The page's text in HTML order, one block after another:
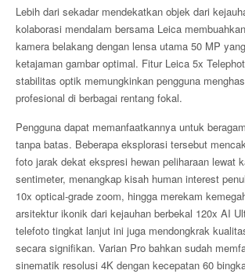
Lebih dari sekadar mendekatkan objek dari
kolaborasi mendalam bersama Leica
kamera belakang dengan lensa utama 50 MP
ketajaman gambar optimal. Fitur Leica 5x
stabilitas optik memungkinkan pengguna
profesional di berbagai rentang fokal.
Pengguna dapat memanfaatkannya untuk
tanpa batas. Beberapa eksplorasi tersebut
foto jarak dekat ekspresi hewan peliharaan lewat
sentimeter, menangkap kisah human interest
10x optical-grade zoom, hingga merekam
arsitektur ikonik dari kejauhan berbekal 120x AI
telefoto tingkat lanjut ini juga mendongkrak
secara signifikan. Varian Pro bahkan sudah
sinematik resolusi 4K dengan kecepatan 60